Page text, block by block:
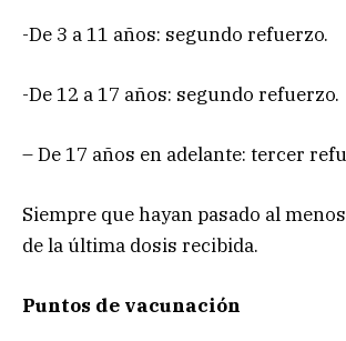
-De 3 a 11 años: segundo refuerzo.
-De 12 a 17 años: segundo refuerzo.
– De 17 años en adelante: tercer
Siempre que hayan pasado al
de la última dosis recibida.
Puntos de vacunación